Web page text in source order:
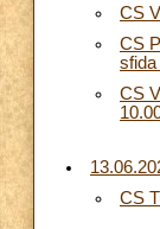
CS
CS
sfida
CS
CS